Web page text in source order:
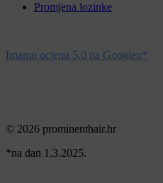
Promjena lozinke
Imamo ocjenu 5,0 na Googleu*
© 2026 prominenthair.hr
*na dan 1.3.2025.